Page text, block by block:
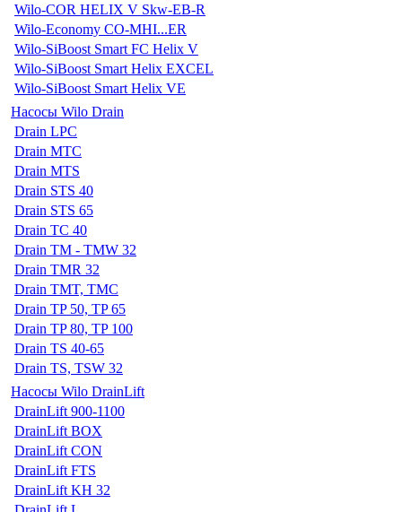
Wilo-COR HELIX V Skw-EB-R
Wilo-Economy CO-MHI...ER
Wilo-SiBoost Smart FC Helix V
Wilo-SiBoost Smart Helix EXCEL
Wilo-SiBoost Smart Helix VE
Насосы Wilo Drain
Drain LPC
Drain MTC
Drain MTS
Drain STS 40
Drain STS 65
Drain TC 40
Drain TM - TMW 32
Drain TMR 32
Drain TMT, TMC
Drain TP 50, TP 65
Drain TP 80, TP 100
Drain TS 40-65
Drain TS, TSW 32
Насосы Wilo DrainLift
DrainLift 900-1100
DrainLift BOX
DrainLift CON
DrainLift FTS
DrainLift KH 32